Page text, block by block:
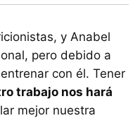
y Anabel
pero debido a
con él. Tener
trabajo nos hará
mejor nuestra